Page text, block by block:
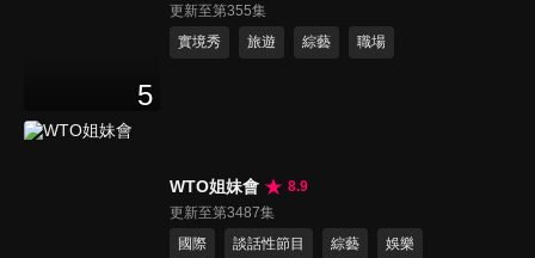
5
更新至第355集
實境秀
旅遊 綜藝 職場
WTO姐妹會
8.9
更新至第3487集
國際
談話性節目 綜藝 娛樂